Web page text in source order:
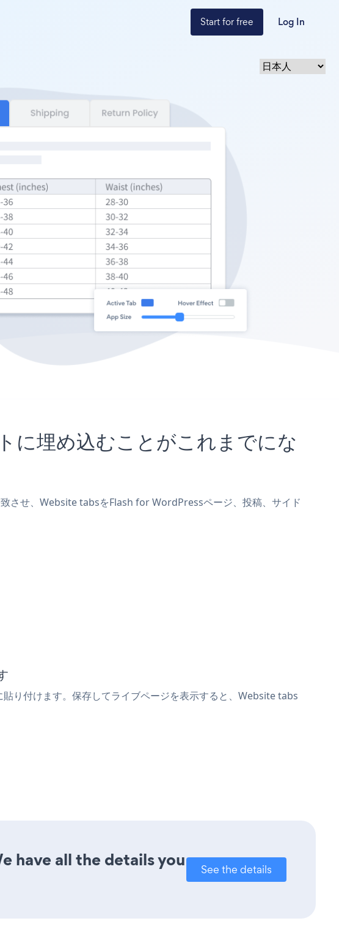
Start for free Log In
埋め込むことがこれまでにな
させ、Website tabsをFlash for WordPressページ、投稿、サイド
り付けます。保存してライブページを表示すると、Website tabs
have all the details you
See the details